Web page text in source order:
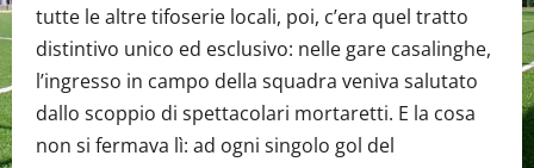
tutte le altre tifoserie locali, poi, c’era quel tratto
distintivo unico ed esclusivo: nelle gare casalinghe,
l’ingresso in campo della squadra veniva salutato
dallo scoppio di spettacolari mortaretti. E la cosa
non si fermava lì: ad ogni singolo gol del